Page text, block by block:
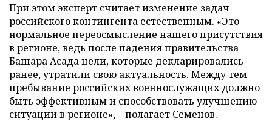
При этом эксперт считает изменение задач
российского контингента естественным. «Это
нормальное переосмысление нашего присутствия
в регионе, ведь после падения правительства
Башара Асада цели, которые декларировались
ранее, утратили свою актуальность. Между тем
пребывание российских военнослужащих должно
быть эффективным и способствовать улучшению
ситуации в регионе», – полагает Семенов.